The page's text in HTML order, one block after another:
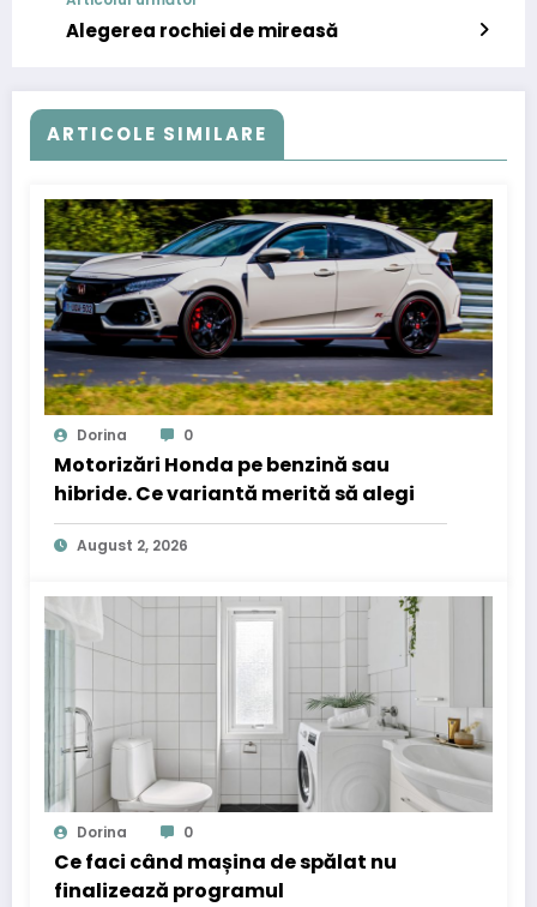
Alegerea rochiei de mireasă
ARTICOLE SIMILARE
Dorina 0
Motorizări Honda pe benzină sau
hibride. Ce variantă merită să alegi
August 2, 2026
Dorina 0
Ce faci când mașina de spălat nu
finalizează programul